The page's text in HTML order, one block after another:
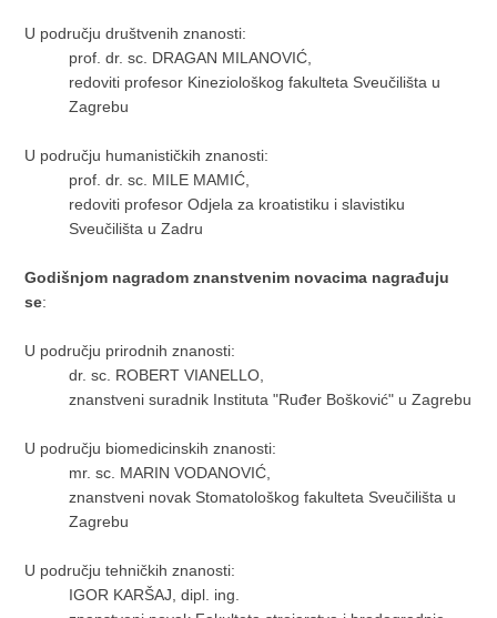
U području društvenih znanosti:
prof. dr. sc. DRAGAN MILANOVIĆ,
redoviti profesor Kineziološkog fakulteta Sveučilišta u
Zagrebu
U području humanističkih znanosti:
prof. dr. sc. MILE MAMIĆ,
redoviti profesor Odjela za kroatistiku i slavistiku
Sveučilišta u Zadru
Godišnjom nagradom znanstvenim novacima nagrađuju
se:
U području prirodnih znanosti:
dr. sc. ROBERT VIANELLO,
znanstveni suradnik Instituta "Ruđer Bošković" u Zagrebu
U području biomedicinskih znanosti:
mr. sc. MARIN VODANOVIĆ,
znanstveni novak Stomatološkog fakulteta Sveučilišta u
Zagrebu
U području tehničkih znanosti:
IGOR KARŠAJ, dipl. ing.